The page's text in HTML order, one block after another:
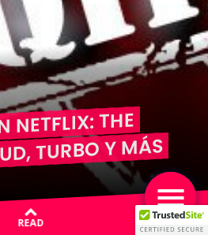
NETFLIX: THE
TURBO Y MÁS
READ